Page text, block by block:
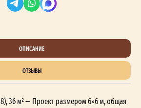
ОПИСАНИЕ
ОТЗЫВЫ
36 м² — Проект размером 6×6 м, общая